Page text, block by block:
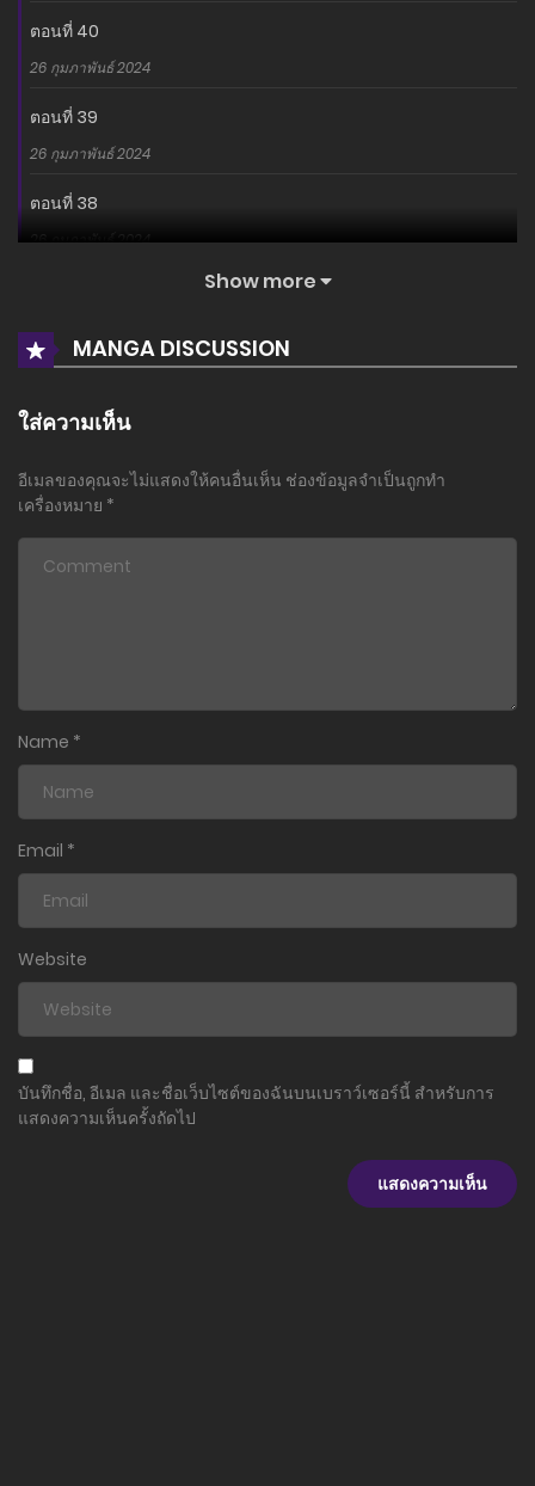
ตอนที่ 40
26 กุมภาพันธ์ 2024
ตอนที่ 39
26 กุมภาพันธ์ 2024
ตอนที่ 38
26 กุมภาพันธ์ 2024
ตอนที่ 36
26 กุมภาพันธ์ 2024
26 กุมภาพันธ์ 2024
ตอนที่ 32
ตอนที่ 31
26 กุมภาพันธ์ 2024
ตอนที่ 30
26 กุมภาพันธ์ 2024
ตอนที่ 29
26 กุมภาพันธ์ 2024
ตอนที่ 28
26 กุมภาพันธ์ 2024
Show more
MANGA DISCUSSION
ใส่ความเห็น
อีเมลของคุณจะไม่แสดงให้คนอื่นเห็น ช่องข้อมูลจำเป็นถูกทำ
เครื่องหมาย *
Name *
Email *
Website
บันทึกชื่อ, อีเมล และชื่อเว็บไซต์ของฉันบนเบราว์เซอร์นี้ สำหรับการ
แสดงความเห็นครั้งถัดไป